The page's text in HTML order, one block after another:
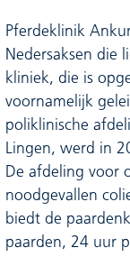
Pferdeklinik
Nedersaksen die
kliniek, die is
voornamelijk
poliklinische
Lingen, werd in
De afdeling voor
noodgevallen
biedt de
paarden, 24 uur